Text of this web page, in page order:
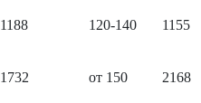
1188 120-140 1155
1732 от 150 2168